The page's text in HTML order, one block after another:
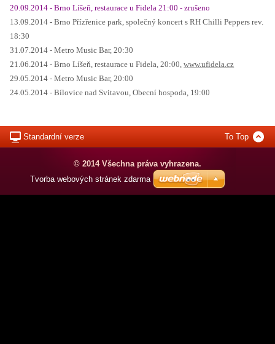
20.09.2014 - Brno Líšeň, restaurace u Fidela 21:00 - zrušeno
13.09.2014 - Brno Přízřenice park, společný koncert s RH Chilli Peppers rev.
18:30
31.07.2014 - Metro Music Bar, 20:30
21.06.2014 - Brno Líšeň, restaurace u Fidela, 20:00,www.ufidela.cz
29.05.2014 - Metro Music Bar, 20:00
24.05.2014 - Bílovice nad Svitavou, Obecní hospoda, 19:00
Standardní verze To Top
© 2014 Všechna práva vyhrazena.
Tvorba webových stránek zdarma